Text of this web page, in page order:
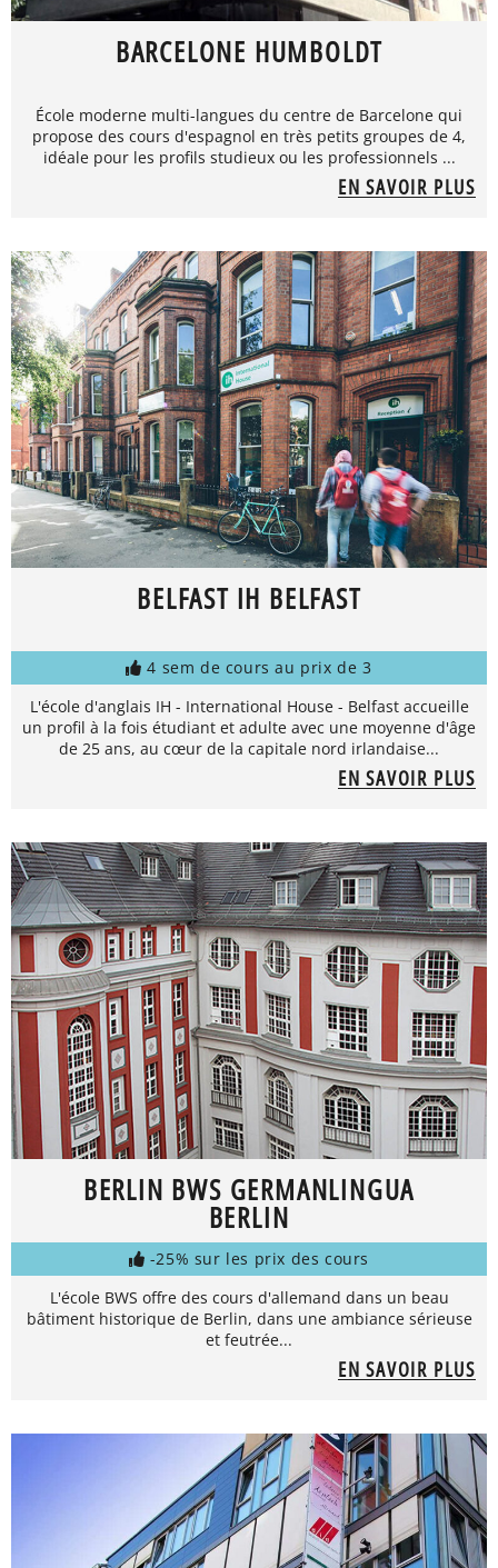
BARCELONE HUMBOLDT
École moderne multi-langues du centre de Barcelone qui
propose des cours d'espagnol en très petits groupes de 4,
idéale pour les profils studieux ou les professionnels ...
EN SAVOIR PLUS
BELFAST IH BELFAST
4 sem de cours au prix de 3
L'école d'anglais IH - International House - Belfast accueille
un profil à la fois étudiant et adulte avec une moyenne d'âge
de 25 ans, au cœur de la capitale nord irlandaise...
EN SAVOIR PLUS
BERLIN BWS GERMANLINGUA
BERLIN
-25% sur les prix des cours
L'école BWS offre des cours d'allemand dans un beau
bâtiment historique de Berlin, dans une ambiance sérieuse
et feutrée...
EN SAVOIR PLUS